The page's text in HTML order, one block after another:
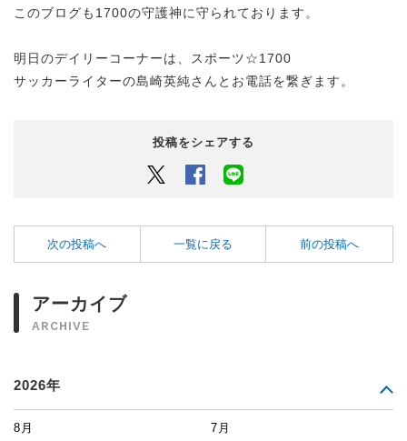
このブログも1700の守護神に守られております。
明日のデイリーコーナーは、スポーツ☆1700
サッカーライターの島崎英純さんとお電話を繋ぎます。
投稿をシェアする
Twitter Facebook
次の投稿へ 一覧に戻る 前の投稿へ
アーカイブ
ARCHIVE
2026年
8月 7月